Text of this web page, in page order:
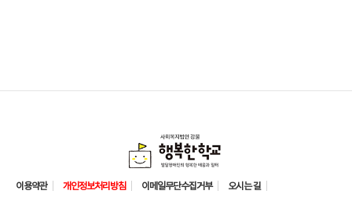
이용약관 개인정보처리방침 이메일무단수집거부 오시는 길